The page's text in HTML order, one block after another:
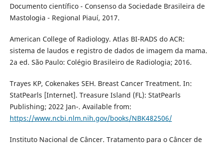
Documento científico - Consenso da Sociedade Brasileira de
Mastologia - Regional Piauí, 2017.
American College of Radiology. Atlas BI-RADS do ACR:
sistema de laudos e registro de dados de imagem da mama.
2a ed. São Paulo: Colégio Brasileiro de Radiologia; 2016.
Trayes KP, Cokenakes SEH. Breast Cancer Treatment. In:
StatPearls [Internet]. Treasure Island (FL): StatPearls
Publishing; 2022 Jan-. Available from:
https://www.ncbi.nlm.nih.gov/books/NBK482506/
Instituto Nacional de Câncer. Tratamento para o Câncer de